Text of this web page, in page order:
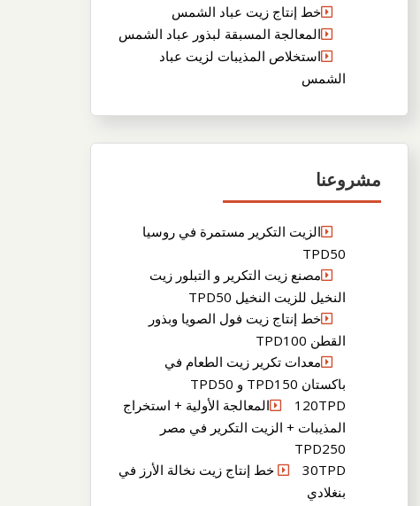
خط إنتاج زيت عباد الشمس
المعالجة المسبقة لبذور عباد الشمس
استخلاص المذيبات لزيت عباد
الشمس
مشروعنا
الزيت التكرير مستمرة في روسيا
TPD50
مصنع زيت التكرير و التبلور زيت
النخيل للزيت النخيل TPD50
خط إنتاج زيت فول الصويا وبذور
القطن TPD100
معدات تكرير زيت الطعام في
باكستان TPD150 و TPD50
120TPDالمعالجة الأولية + استخراج
المذيبات + الزيت التكرير في مصر
TPD250
30TPD خط إنتاج زيت نخالة الأرز في
بنغلادي